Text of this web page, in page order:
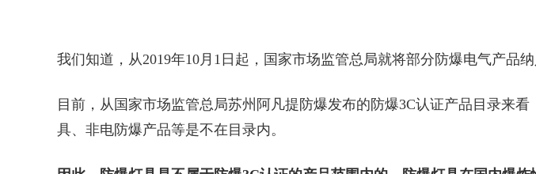
我们知道，从2019年10月1日起，国家市场监管总局就将部分防爆电气产品
目前，从国家市场监管总局苏州阿凡提防爆发布的 防爆3C认证产品目录来看
具、非电防爆产品等是不在目录内。